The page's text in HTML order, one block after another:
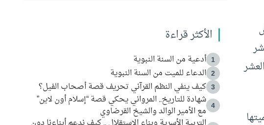
الأكثر قراءة
1 أدعية من السنة النبوية
2 الدعاء للميت من السنة النبوية
3 كيف ينفي النظم القرآني تحريف قصة أصحاب الفيل؟
4
شهادة للتاريخ.. المرواني يحكي قصة “إسلام أون لاين”
مع الأمير الوالد والشيخ القرضاوي